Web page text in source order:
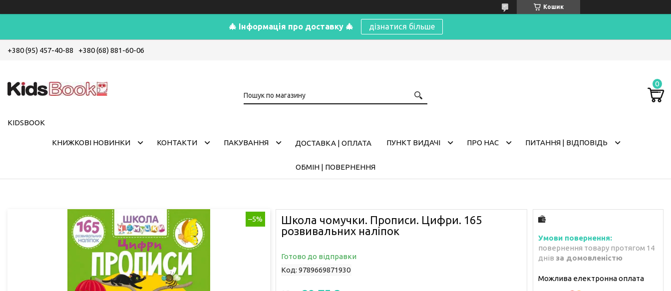
Кошик
🎄 Інформація про доставку 🎄 дізнатися більше
+380 (95) 457-40-88 +380 (68) 881-60-06
KIDSBOOK
КНИЖКОВІ НОВИНКИ КОНТАКТИ ПАКУВАННЯ ДОСТАВКА | ОПЛАТА ПУНКТ ВИДАЧІ ПРО НАС ПИТАННЯ | ВІДПОВІДЬ
ОБМІН | ПОВЕРНЕННЯ
–5%
Школа чомучки. Прописи. Цифри. 165
розвивальних наліпок
Готово до відправки
Код: 9789669871930
повернення товару протягом 14
днів за домовленістю